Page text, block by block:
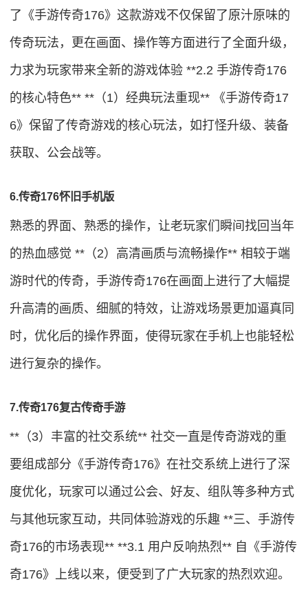
了《手游传奇176》这款游戏不仅保留了原汁原味的
传奇玩法，更在画面、操作等方面进行了全面升级，
力求为玩家带来全新的游戏体验 **2.2 手游传奇176
的核心特色** **（1）经典玩法重现** 《手游传奇17
6》保留了传奇游戏的核心玩法，如打怪升级、装备
获取、公会战等。
6.传奇176怀旧手机版
熟悉的界面、熟悉的操作，让老玩家们瞬间找回当年
的热血感觉 **（2）高清画质与流畅操作** 相较于端
游时代的传奇，手游传奇176在画面上进行了大幅提
升高清的画质、细腻的特效，让游戏场景更加逼真同
时，优化后的操作界面，使得玩家在手机上也能轻松
进行复杂的操作。
7.传奇176复古传奇手游
**（3）丰富的社交系统** 社交一直是传奇游戏的重
要组成部分《手游传奇176》在社交系统上进行了深
度优化，玩家可以通过公会、好友、组队等多种方式
与其他玩家互动，共同体验游戏的乐趣 **三、手游传
奇176的市场表现** **3.1 用户反响热烈** 自《手游传
奇176》上线以来，便受到了广大玩家的热烈欢迎。